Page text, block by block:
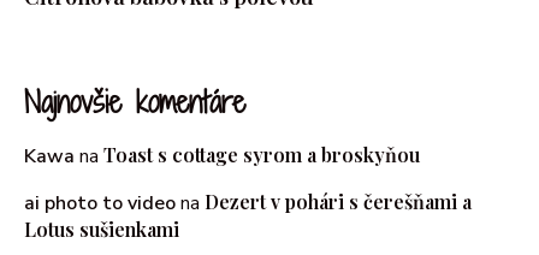
Najnovšie komentáre
Kawa na Toast s cottage syrom a broskyňou
ai photo to videona Dezert v pohári s čerešňami a
Lotus sušienkami